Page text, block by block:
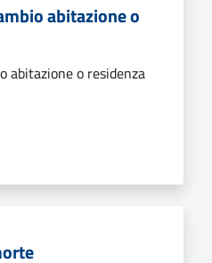
abitazione o
abitazione o residenza